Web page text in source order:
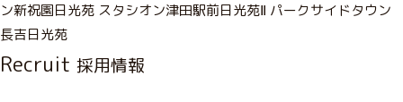
ン新祝園日光苑 スタシオン津田駅前日光苑Ⅱ パークサイドタウン
長吉日光苑
Recruit 採用情報